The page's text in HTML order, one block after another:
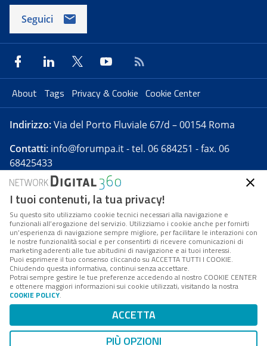
Seguici
About Tags Privacy & Cookie Cookie Center
Indirizzo:Via del Porto Fluviale 67/d – 00154 Roma
Contatti: info@forumpa.it- tel. 06 684251 - fax. 06
68425433
Forumpa.itè una pubblicazione telematica iscritta
presso Registro della stampa del Tribunale di Roma -
Reg. n. 182 del 2 maggio 2008 - Direttore resp. Michela
Stentella
FPA s.r.l. è società soggetta a Direzione e
Coordinamento da parte di Digital360 S.p.A. - FPA s.r.l.
è un'azienda certificata per il sistema di management
Codice Fiscale/Partita IVA n. 10693191008 - R.E.A. Roma
n. 1249791. ISP AWS
Mappa del sito
I tuoi contenuti, la tua privacy!
Su questo sito utilizziamo cookie tecnici necessari alla navigazione e
funzionali all’erogazione del servizio. Utilizziamo i cookie anche per fornirti
un’esperienza di navigazione sempre migliore, per facilitare le interazioni con
le nostre funzionalità social e per consentirti di ricevere comunicazioni di
marketing aderenti alle tue abitudini di navigazione e ai tuoi interessi.
Puoi esprimere il tuo consenso cliccando su ACCETTA TUTTI I COOKIE.
Chiudendo questa informativa, continui senza accettare.
Potrai sempre gestire le tue preferenze accedendo al nostro COOKIE CENTER
e ottenere maggiori informazioni sui cookie utilizzati, visitando la nostra
COOKIE POLICY.
ACCETTA
PIÙ OPZIONI